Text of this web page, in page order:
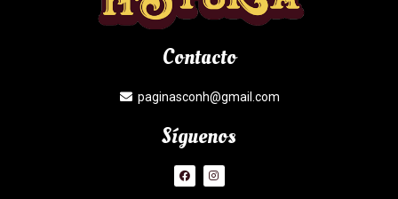
Contacto
paginasconh@gmail.com
Síguenos